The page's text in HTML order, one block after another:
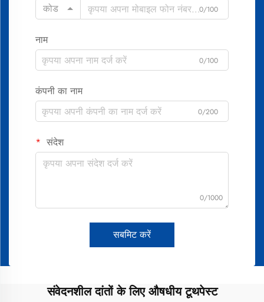
कोड
0/100
नाम
0/100
कंपनी का नाम
0/200
संदेश
0/1000
सबमिट करें
संवेदनशील दांतों के लिए औषधीय टूथपेस्ट